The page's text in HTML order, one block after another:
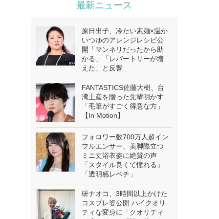
最新ニュース
原日出子、冷たい素麺×温か
いつゆのアレンジレシピ公
開「マンネリだったから助
かる」「レパートリーが増
えた」と反響
FANTASTICS佐藤大樹、台
湾土産を贈った先輩明かす
「毛筆がすごく得意な方」
【In Motion】
フォロワー数700万人超イン
フルエンサー、美脚際立つ
ミニ丈浴衣姿に絶賛の声
「スタイル良くて憧れる」
「透明感レベチ」
研ナオコ、3時間以上かけた
コスプレ姿公開 ハイクオリ
ティな変身に「クオリティ